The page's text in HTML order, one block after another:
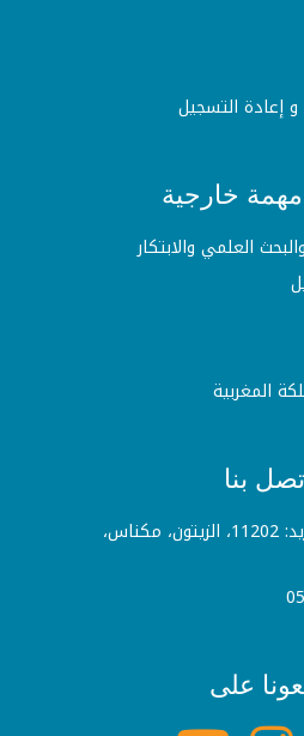
إعادة التسجيل
خارجية
العلمي والابتكار
المغربية
بنا
العنوان: صندوق البريد: 11202، الزيتون، مكناس،
على